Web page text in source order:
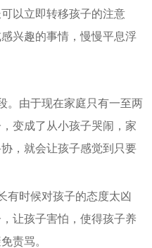
以立即转移孩子的注意
兴趣的事情，慢慢平息浮
。由于现在家庭只有一至两
变成了从小孩子哭闹，家
，就会让孩子感觉到只要
有时候对孩子的态度太凶
让孩子害怕，使得孩子养
责骂。